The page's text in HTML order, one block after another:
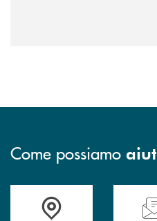
soluzioni tra loro
Come possiamo
Trova la filiale più vicina a teHai